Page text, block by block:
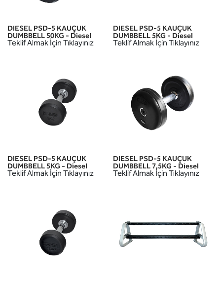
DIESEL PSD-5 KAUÇUK
DUMBBELL 50KG - Diesel
Teklif Almak İçin Tıklayınız
DIESEL PSD-5 KAUÇUK
DUMBBELL 5KG - Diesel
Teklif Almak İçin Tıklayınız
DIESEL PSD-5 KAUÇUK
DUMBBELL 5KG - Diesel
Teklif Almak İçin Tıklayınız
DIESEL PSD-5 KAUÇUK
DUMBBELL 7,5KG - Diesel
Teklif Almak İçin Tıklayınız